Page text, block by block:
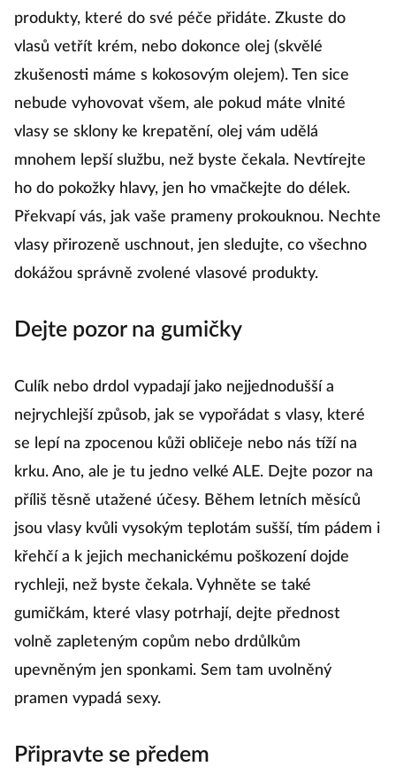
produkty, které do své péče přidáte. Zkuste do
vlasů vetřít krém, nebo dokonce olej (skvělé
zkušenosti máme s kokosovým olejem). Ten sice
nebude vyhovovat všem, ale pokud máte vlnité
vlasy se sklony ke krepatění, olej vám udělá
mnohem lepší službu, než byste čekala. Nevtírejte
ho do pokožky hlavy, jen ho vmačkejte do délek.
Překvapí vás, jak vaše prameny prokouknou. Nechte
vlasy přirozeně uschnout, jen sledujte, co všechno
dokážou správně zvolené vlasové produkty.
Dejte pozor na gumičky
Culík nebo drdol vypadají jako nejjednodušší a
nejrychlejší způsob, jak se vypořádat s vlasy, které
se lepí na zpocenou kůži obličeje nebo nás tíží na
krku. Ano, ale je tu jedno velké ALE. Dejte pozor na
příliš těsně utažené účesy. Během letních měsíců
jsou vlasy kvůli vysokým teplotám sušší, tím pádem i
křehčí a k jejich mechanickému poškození dojde
rychleji, než byste čekala. Vyhněte se také
gumičkám, které vlasy potrhají, dejte přednost
volně zapleteným copům nebo drdůlkům
upevněným jen sponkami. Sem tam uvolněný
pramen vypadá sexy.
Připravte se předem